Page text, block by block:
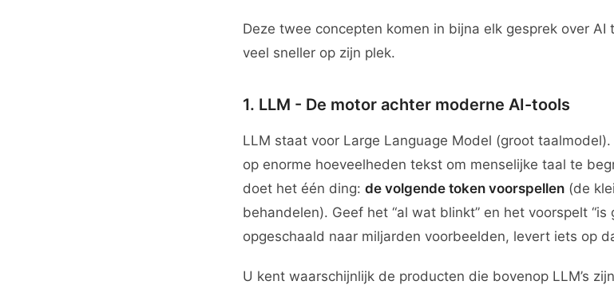
Deze twee concepten komen in bijna elk gesprek over
veel sneller op zijn plek.
1. LLM - De motor achter moderne AI-tools
LLM staat voor Large Language Model (groot
op enorme hoeveelheden tekst om menselijke taal te
doet het één ding: de volgende token voorspellen (de
behandelen). Geef het “al wat blinkt” en het voorspelt “is
opgeschaald naar miljarden voorbeelden, levert iets op
U kent waarschijnlijk de producten die bovenop LLM’s